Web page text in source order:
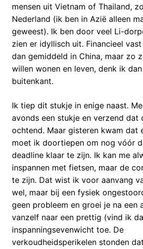
mensen uit Vietnam of Thailand,
Nederland (ik ben in Azië alleen
geweest). Ik ben door veel Li-
zien er idyllisch uit. Financieel
dan gemiddeld in China, maar zo
willen wonen en leven, denk ik
buitenkant.
Ik tiep dit stukje in enige naast.
avonds een stukje en verzend dat
ochtend. Maar gisteren kwam dat
moet ik doortiepen om nog vóór
deadline klaar te zijn. Ik kan me
inspannen met fietsen, maar de
te zijn. Dat wist ik voor aanvang
wel, maar bij een fysiek
geen probleem en groei je na een
vanzelf naar een prettig (vind ik
inspanningsevenwicht toe. De
verkoudheidsperikelen stonden